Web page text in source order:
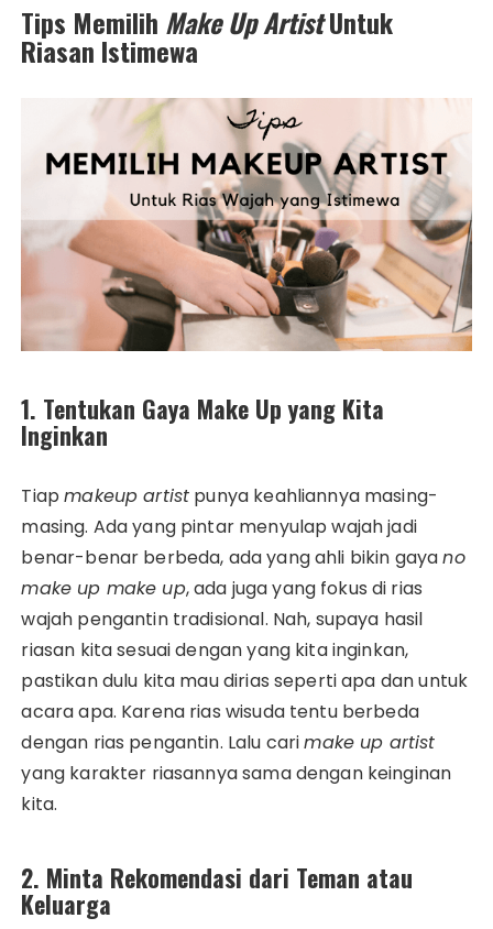
Tips Memilih Make Up ArtistUntuk
Riasan Istimewa
1. Tentukan Gaya Make Up yang Kita
Inginkan
Tiapmakeup artist punya keahliannya masing-
masing. Ada yang pintar menyulap wajah jadi
benar-benar berbeda, ada yang ahli bikin gayano
make up make up, ada juga yang fokus di rias
wajah pengantin tradisional. Nah, supaya hasil
riasan kita sesuai dengan yang kita inginkan,
pastikan dulu kita mau dirias seperti apa dan untuk
acara apa. Karena rias wisuda tentu berbeda
dengan rias pengantin. Lalu carimake up artist
yang karakter riasannya sama dengan keinginan
kita.
2. Minta Rekomendasi dari Teman atau
Keluarga